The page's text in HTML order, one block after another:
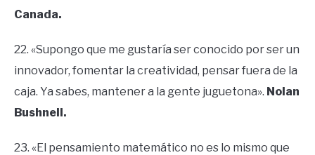
Canada.
22. «Supongo que me gustaría ser conocido por ser un
innovador, fomentar la creatividad, pensar fuera de la
caja. Ya sabes, mantener a la gente juguetona». Nolan
Bushnell.
23. «El pensamiento matemático no es lo mismo que